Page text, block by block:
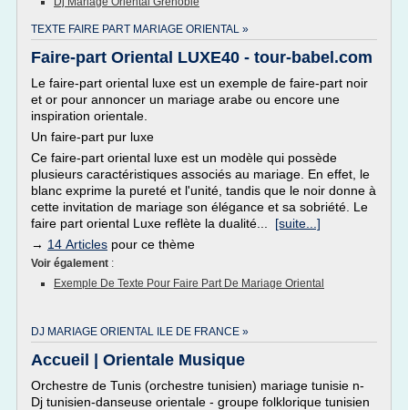
TEXTE FAIRE PART MARIAGE ORIENTAL »
Faire-part Oriental LUXE40 - tour-babel.com
Le faire-part oriental luxe est un exemple de faire-part noir
et or pour annoncer un mariage arabe ou encore une
inspiration orientale.
Un faire-part pur luxe
Ce faire-part oriental luxe est un modèle qui possède
plusieurs caractéristiques associés au mariage. En effet, le
blanc exprime la pureté et l'unité, tandis que le noir donne à
cette invitation de mariage son élégance et sa sobriété. Le
faire part oriental Luxe reflète la dualité... [suite...]
→ 14 Articles pour ce thème
Voir également :
Exemple De Texte Pour Faire Part De Mariage Oriental
DJ MARIAGE ORIENTAL ILE DE FRANCE »
Accueil | Orientale Musique
Orchestre de Tunis (orchestre tunisien) mariage tunisie n-
Dj tunisien-danseuse orientale - groupe folklorique tunisien